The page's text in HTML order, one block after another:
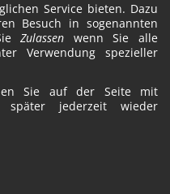
Service bieten. Dazu
Besuch in sogenannten
Zulassen wenn Sie alle
Verwendung spezieller
Sie auf der Seite mit
später jederzeit wieder